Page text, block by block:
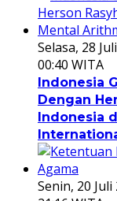
Selasa, 28
00:40 WITA
Indonesia
Dengan
Indonesia
Senin, 20 Juli